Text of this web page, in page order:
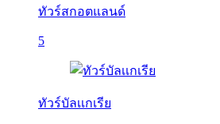
ทัวร์สกอตแลนด์
5
ทัวร์บัลเเกเรีย